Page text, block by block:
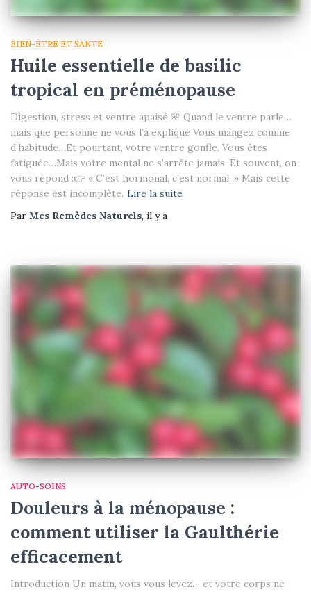
BIEN-ÊTRE ET SANTÉ
Huile essentielle de basilic
tropical en préménopause
Digestion, stress et ventre apaisé 🌸 Quand le ventre parle…
mais que personne ne vous l’a expliqué Vous mangez comme
d’habitude…Et pourtant, votre ventre gonfle. Vous êtes
fatiguée…Mais votre mental ne s’arrête jamais. Et souvent, on
vous répond :👉 « C’est hormonal, c’est normal. » Mais cette
réponse est incomplète. Lire la suite
Par Mes Remèdes Naturels, il y a
AUTO-SOINS
Douleurs à la ménopause :
comment utiliser la Gaulthérie
efficacement
Introduction Un matin, vous vous levez… et votre corps ne